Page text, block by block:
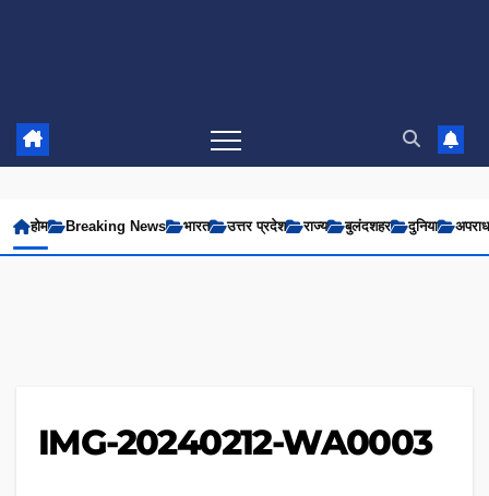
होम Breaking News भारत उत्तर प्रदेश राज्य बुलंदशहर दुनिया अपराध
IMG-20240212-WA0003